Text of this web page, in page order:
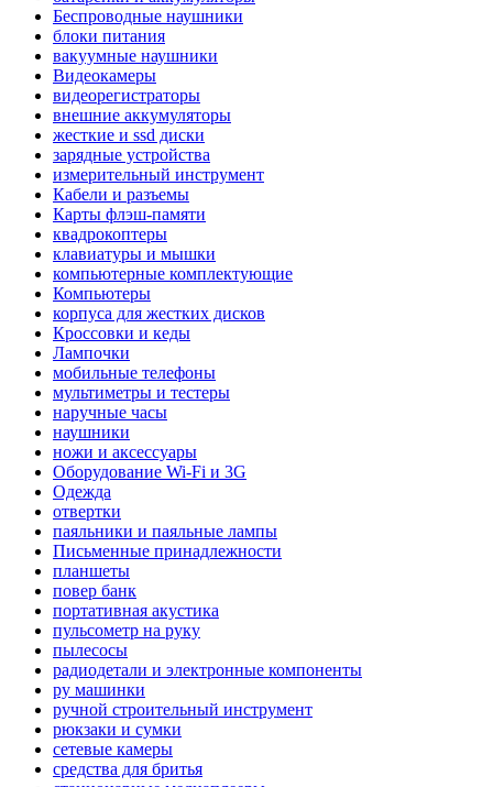
Беспроводные наушники
блоки питания
вакуумные наушники
Видеокамеры
видеорегистраторы
внешние аккумуляторы
жесткие и ssd диски
зарядные устройства
измерительный инструмент
Кабели и разъемы
Карты флэш-памяти
квадрокоптеры
клавиатуры и мышки
компьютерные комплектующие
Компьютеры
корпуса для жестких дисков
Кроссовки и кеды
Лампочки
мобильные телефоны
мультиметры и тестеры
наручные часы
наушники
ножи и аксессуары
Оборудование Wi-Fi и 3G
Одежда
отвертки
паяльники и паяльные лампы
Письменные принадлежности
планшеты
повер банк
портативная акустика
пульсометр на руку
пылесосы
радиодетали и электронные компоненты
ру машинки
ручной строительный инструмент
рюкзаки и сумки
сетевые камеры
средства для бритья